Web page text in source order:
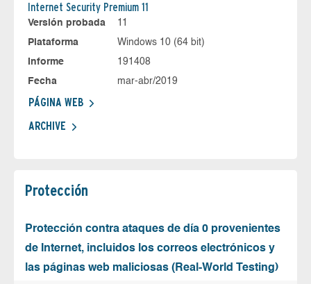
Internet Security Premium 11
Versión probada
11
Plataforma
Windows 10 (64 bit)
Informe
191408
Fecha
mar-abr/2019
PÁGINA WEB
ARCHIVE
Protección
Protección contra ataques de día 0 provenientes
de Internet, incluidos los correos electrónicos y
las páginas web maliciosas (Real-World Testing)